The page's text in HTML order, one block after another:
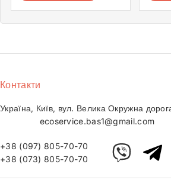
Контакти
Україна, Київ, вул. Велика Окружна
ecoservice.bas1@gmail.com
+38 (097) 805-70-70
+38 (073) 805-70-70